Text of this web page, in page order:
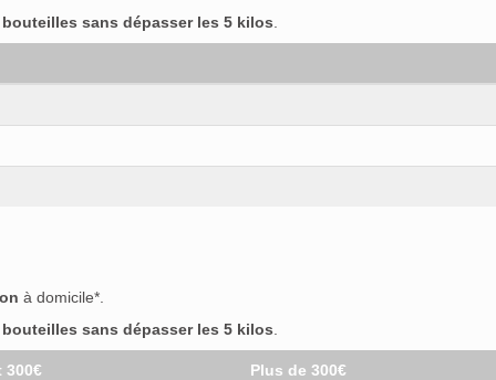
sans dépasser les 5 kilos
à domicile*.
sans dépasser les 5 kilos
300€ Plus de 300€